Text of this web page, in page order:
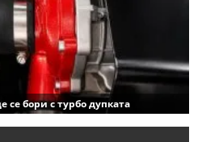
бори с турбо дупката